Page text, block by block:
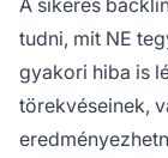
A sikeres
tudni, mit NE
gyakori hiba is
törekvéseinek,